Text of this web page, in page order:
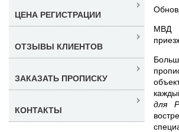
МВД
для
ЦЕНА РЕГИСТРАЦИИ
ОТЗЫВЫ КЛИЕНТОВ
ЗАКАЗАТЬ ПРОПИСКУ
КОНТАКТЫ